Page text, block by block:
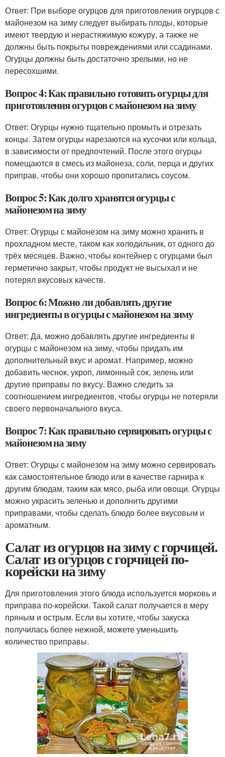
Ответ: При выборе огурцов для приготовления огурцов с
майонезом на зиму следует выбирать плоды, которые
имеют твердую и нерастяжимую кожуру, а также не
должны быть покрыты повреждениями или ссадинами.
Огурцы должны быть достаточно зрелыми, но не
пересохшими.
Вопрос 4: Как правильно готовить огурцы для
приготовления огурцов с майонезом на зиму
Ответ: Огурцы нужно тщательно промыть и отрезать
концы. Затем огурцы нарезаются на кусочки или кольца,
в зависимости от предпочтений. После этого огурцы
помещаются в смесь из майонеза, соли, перца и других
приправ, чтобы они хорошо пропитались соусом.
Вопрос 5: Как долго хранятся огурцы с
майонезом на зиму
Ответ: Огурцы с майонезом на зиму можно хранить в
прохладном месте, таком как холодильник, от одного до
трёх месяцев. Важно, чтобы контейнер с огурцами был
герметично закрыт, чтобы продукт не высыхал и не
потерял вкусовых качеств.
Вопрос 6: Можно ли добавлять другие
ингредиенты в огурцы с майонезом на зиму
Ответ: Да, можно добавлять другие ингредиенты в
огурцы с майонезом на зиму, чтобы придать им
дополнительный вкус и аромат. Например, можно
добавить чеснок, укроп, лимонный сок, зелень или
другие приправы по вкусу. Важно следить за
соотношением ингредиентов, чтобы огурцы не потеряли
своего первоначального вкуса.
Вопрос 7: Как правильно сервировать огурцы с
майонезом на зиму
Ответ: Огурцы с майонезом на зиму можно сервировать
как самостоятельное блюдо или в качестве гарнира к
другим блюдам, таким как мясо, рыба или овощи. Огурцы
можно украсить зеленью и дополнить другими
приправами, чтобы сделать блюдо более вкусовым и
ароматным.
Салат из огурцов на зиму с горчицей.
Салат из огурцов с горчицей по-
корейски на зиму
Для приготовления этого блюда используется морковь и
приправа по-корейски. Такой салат получается в меру
пряным и острым. Если вы хотите, чтобы закуска
получилась более нежной, можете уменьшить
количество приправы.